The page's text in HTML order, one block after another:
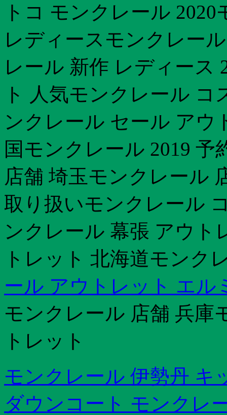
トコ モンクレール
レディースモンクレー
レール 新作 レディース
ト 人気モンクレール コ
ンクレール セール アウ
国モンクレール 2019
店舗 埼玉モンクレール
取り扱いモンクレール
ンクレール 幕張 アウト
トレット 北海道モンク
ール アウトレット エル
モンクレール 店舗 兵庫
トレット
モンクレール 伊勢丹 キ
ダウンコート モンクレ